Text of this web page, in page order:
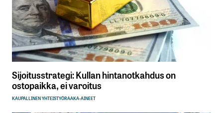
Sijoitusstrategi: Kullan hintanotkahdus on
ostopaikka, ei varoitus
KAUPALLINEN YHTEISTYÖRAAKA-AINEET